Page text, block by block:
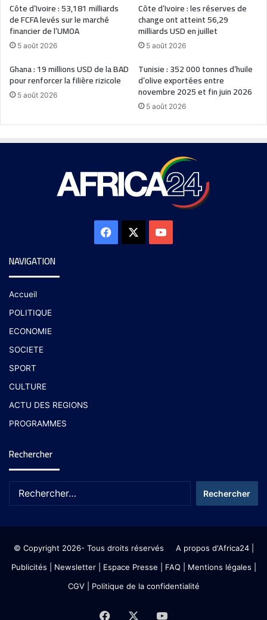
Côte d’Ivoire : 53,181 milliards
de FCFA levés sur le marché
financier de l’UMOA
5 août 2026
Côte d’Ivoire : les réserves de
change ont atteint 56,29
milliards USD en juillet
5 août 2026
Ghana : 19 millions USD de la BAD
pour renforcer la filière rizicole
5 août 2026
Tunisie : 352 000 tonnes d’huile
d’olive exportées entre
novembre 2025 et fin juin 2026
5 août 2026
NAVIGATION
Accueil
POLITIQUE
ECONOMIE
SOCIETE
SPORT
CULTURE
ACTU DES REGIONS
PROGRAMMES
Rechercher
© Copyright 2026- Tous droits réservés A propos d'Africa24|
Publicités
Newsletter| Espace Presse | FAQ | Mentions légales
CGV| Politique de la confidentialité